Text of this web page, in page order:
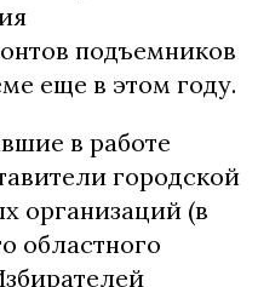
подъемников
еще в этом году.
в работе
городской
организаций (в
областного